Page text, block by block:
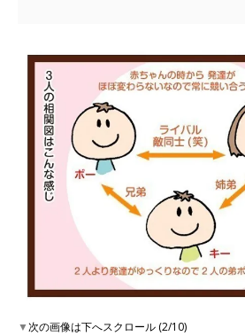
▼次の画像は下へスクロール (2/10)